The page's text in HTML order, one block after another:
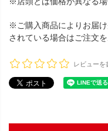
※ご購入商品によりお届
されている場合はご注文
レビューを